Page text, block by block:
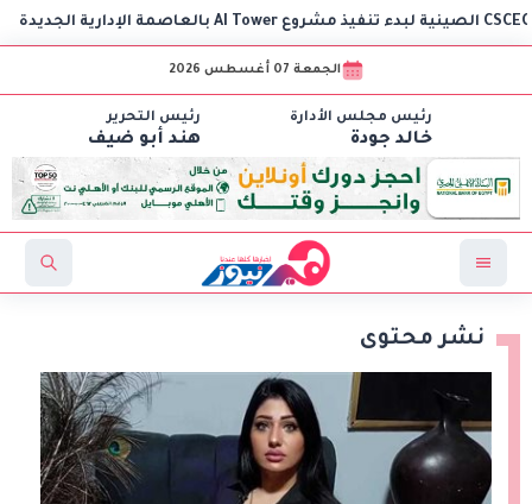
الجمعة 07 أغسطس 2026
رئيس مجلس الأدارة
خالد جودة
رئيس التحرير
هند أبو ضيف
نشر محتوى